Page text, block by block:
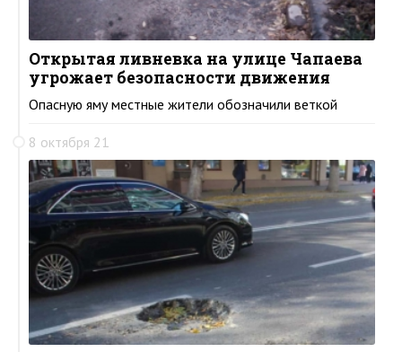
Открытая ливневка на улице Чапаева
угрожает безопасности движения
Опасную яму местные жители обозначили веткой
8 октября 21